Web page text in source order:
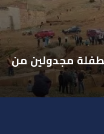
مجدولين من